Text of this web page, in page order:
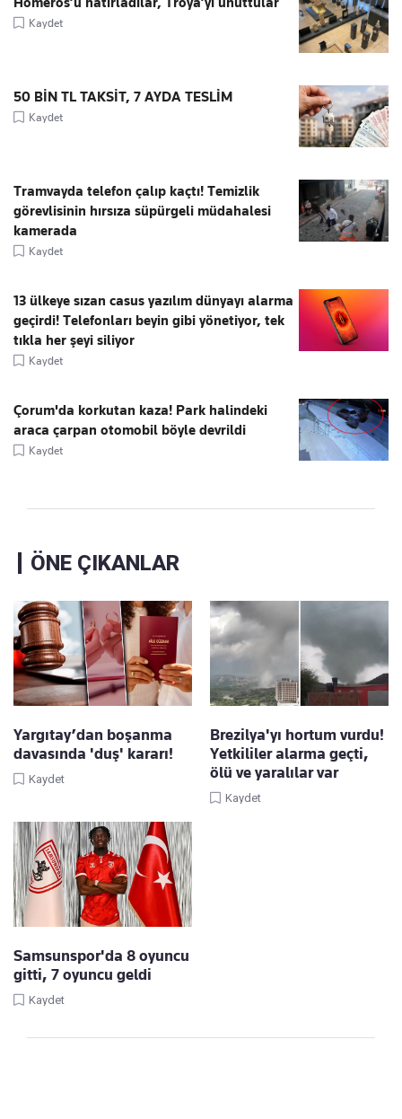
Kaydet
50 BİN TL TAKSİT, 7 AYDA TESLİM
Kaydet
Tramvayda telefon çalıp kaçtı! Temizlik
görevlisinin hırsıza süpürgeli müdahalesi
kamerada
Kaydet
13 ülkeye sızan casus yazılım dünyayı alarma
geçirdi! Telefonları beyin gibi yönetiyor, tek
tıkla her şeyi siliyor
Kaydet
Çorum'da korkutan kaza! Park halindeki
araca çarpan otomobil böyle devrildi
Kaydet
ÖNE ÇIKANLAR
Yargıtay’dan boşanma
davasında 'duş' kararı!
Kaydet
Brezilya'yı hortum vurdu!
Yetkililer alarma geçti,
ölü ve yaralılar var
Kaydet
Samsunspor'da 8 oyuncu
gitti, 7 oyuncu geldi
Kaydet